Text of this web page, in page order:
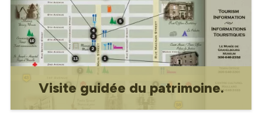
Visite guidée du patrimoine.